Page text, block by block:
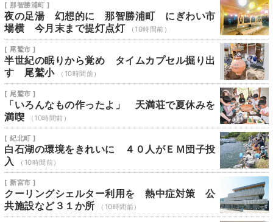
[ 那智勝浦町 ]
夜の足湯 幻想的に 那智勝浦町 にぎわい市
場横 今月末まで提灯点灯
（10時間前）
[ 尾鷲市 ]
半世紀の眠りから覚め タイムカプセル掘り出
す 尾鷲小
（10時間前）
[ 尾鷲市 ]
「いろんなもの作ったよ」 天満荘で夏休みを
満喫
（10時間前）
[ 紀北町 ]
白石湖の環境をきれいに ４０人がＥＭ団子投
入
（10時間前）
[ 新宮市 ]
クーリングシェルター利用を 熱中症対策 公
共施設など３１か所
（10時間前）